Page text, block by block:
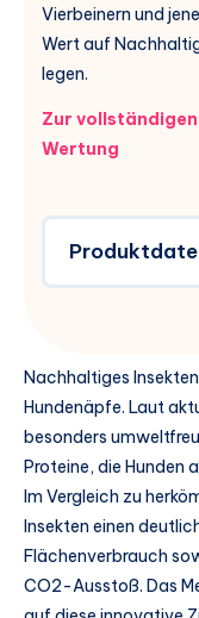
Vierbeinern und
Wert auf
legen.
Zur vollständigen
Wertung
Nachhaltiges
Hundenäpfe. Laut
besonders
Proteine, die Hunden
Im Vergleich zu
Insekten einen
Flächenverbrauch
CO2-Ausstoß. Das